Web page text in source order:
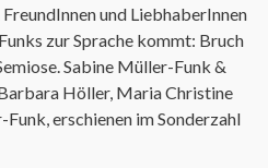
und LiebhaberInnen
zur Sprache kommt: Bruch
Sabine Müller-Funk &
Höller, Maria Christine
erschienen im Sonderzahl